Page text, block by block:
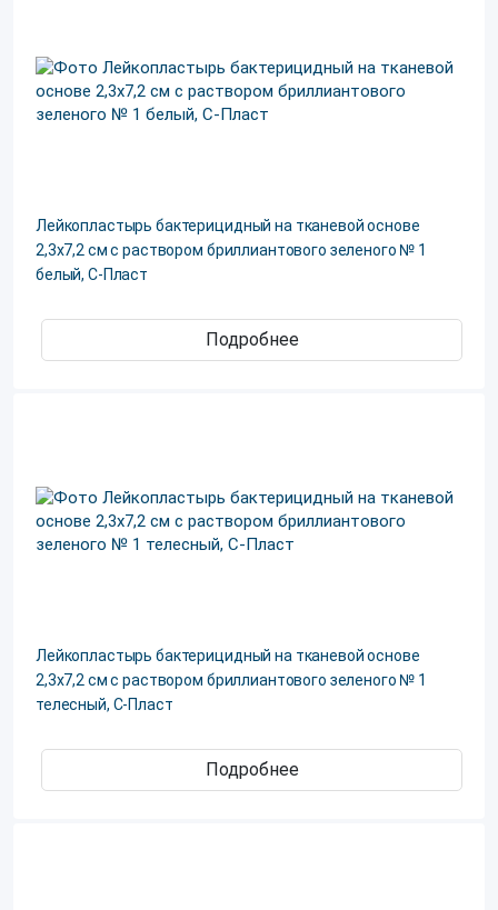
Лейкопластырь бактерицидный на тканевой основе
2,3х7,2 см с раствором бриллиантового зеленого № 1
белый, С-Пласт
Подробнее
Лейкопластырь бактерицидный на тканевой основе
2,3х7,2 см с раствором бриллиантового зеленого № 1
телесный, С-Пласт
Подробнее